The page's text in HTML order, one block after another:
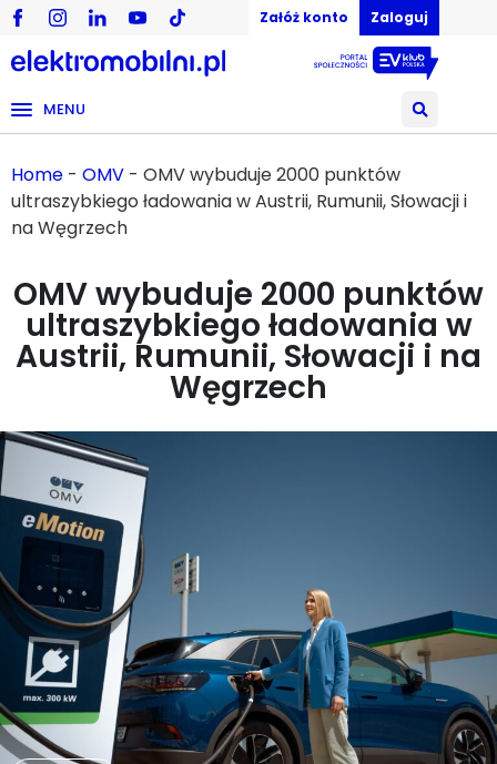
Załóż konto Zaloguj
MENU
Home - OMV - OMV wybuduje 2000 punktów
ultraszybkiego ładowania w Austrii, Rumunii, Słowacji i
na Węgrzech
OMV wybuduje 2000 punktów
ultraszybkiego ładowania w
Austrii, Rumunii, Słowacji i na
Węgrzech